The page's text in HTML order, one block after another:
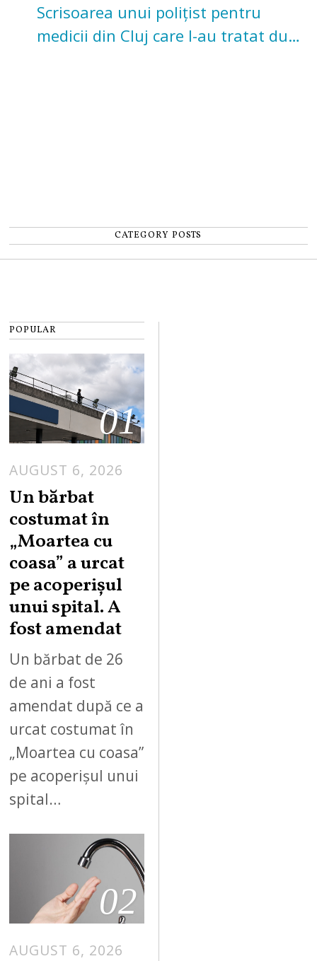
Scrisoarea unui polițist pentru
medicii din Cluj care l-au tratat după
CATEGORY POSTS
POPULAR
01
AUGUST 6, 2026
Un bărbat
costumat în
„Moartea cu
coasa” a urcat
pe acoperișul
unui spital. A
fost amendat
Un bărbat de 26
de ani a fost
amendat după ce a
urcat costumat în
„Moartea cu coasa”
pe acoperișul unui
spital…
02
AUGUST 6, 2026